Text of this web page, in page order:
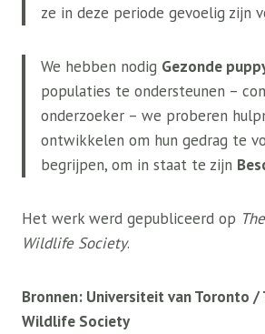
ze in deze periode gevoelig zijn
We hebben nodig Gezonde
populaties te ondersteunen –
onderzoeker – we proberen
ontwikkelen om hun gedrag te
begrijpen, om in staat te zijn
Het werk werd gepubliceerd op
Wildlife Society.
Bronnen: Universiteit van Toronto /
Wildlife Society